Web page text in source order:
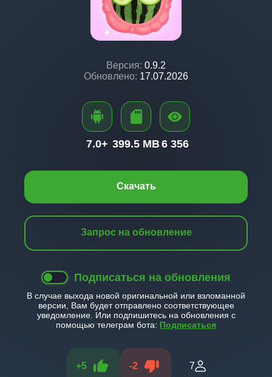
Версия: 0.9.2
Обновлено: 17.07.2026
Скачать
Запрос на обновление
Подписаться на обновления
В случае выхода новой оригинальной или взломанной
версии, Вам будет отправлено соответствующее
уведомление. Или подпишитесь на обновления с
помощью телеграм бота: Подписаться
+5 -2 7
7.0+ 399.5 MB6 356